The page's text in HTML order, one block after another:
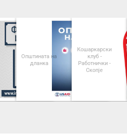
Општината на
дланка
Кошаркарски
клуб -
Работнички -
Скопје